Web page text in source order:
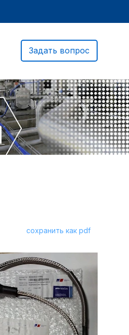
Задать вопрос
сохранить как pdf